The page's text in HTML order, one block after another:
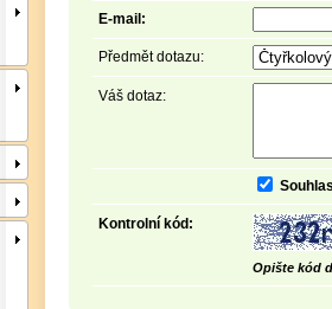
E-mail:
Předmět dotazu:
Váš dotaz:
Kontrolní kód:
Opište kód